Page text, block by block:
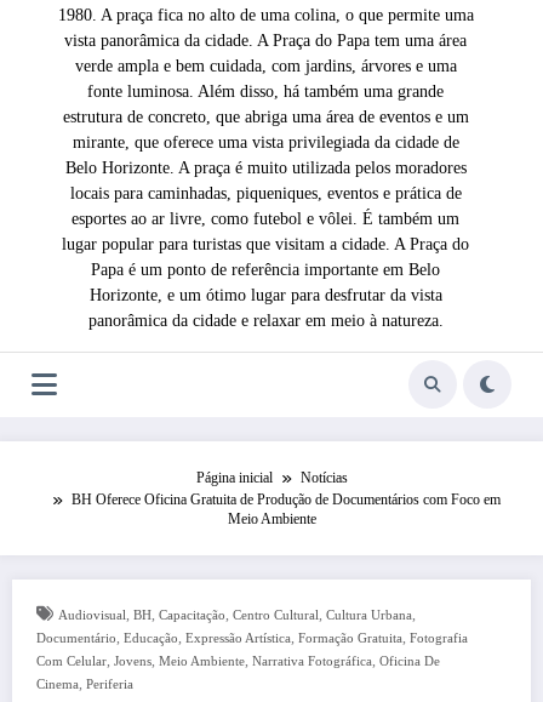
1980. A praça fica no alto de uma colina, o que permite uma
vista panorâmica da cidade. A Praça do Papa tem uma área
verde ampla e bem cuidada, com jardins, árvores e uma
fonte luminosa. Além disso, há também uma grande
estrutura de concreto, que abriga uma área de eventos e um
mirante, que oferece uma vista privilegiada da cidade de
Belo Horizonte. A praça é muito utilizada pelos moradores
locais para caminhadas, piqueniques, eventos e prática de
esportes ao ar livre, como futebol e vôlei. É também um
lugar popular para turistas que visitam a cidade. A Praça do
Papa é um ponto de referência importante em Belo
Horizonte, e um ótimo lugar para desfrutar da vista
panorâmica da cidade e relaxar em meio à natureza.
Página inicial
Notícias
BH Oferece Oficina Gratuita de Produção de Documentários com Foco em
Meio Ambiente
Audiovisual, BH, Capacitação, Centro Cultural, Cultura Urbana,
Documentário, Educação, Expressão Artística, Formação Gratuita, Fotografia
Com Celular, Jovens, Meio Ambiente, Narrativa Fotográfica, Oficina De
Cinema, Periferia